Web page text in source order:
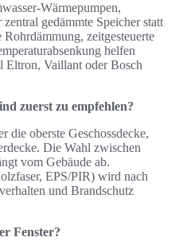
Wärmepumpen,
gedämmte Speicher statt
zeitgesteuerte
helfen
Eltron, Vaillant oder Bosch
zuerst zu empfehlen?
die oberste Geschossdecke,
Die Wahl zwischen
vom Gebäude ab.
EPS/PIR) wird nach
und Brandschutz
Fenster?